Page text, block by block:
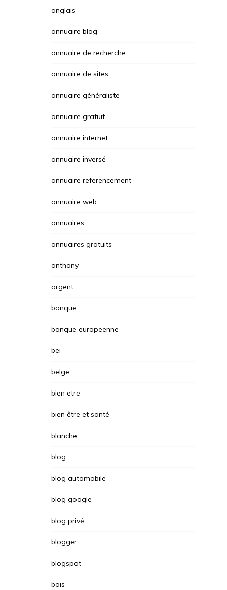
anglais
annuaire blog
annuaire de recherche
annuaire de sites
annuaire généraliste
annuaire gratuit
annuaire internet
annuaire inversé
annuaire referencement
annuaire web
annuaires
annuaires gratuits
anthony
argent
banque
banque europeenne
bei
belge
bien etre
bien être et santé
blanche
blog
blog automobile
blog google
blog privé
blogger
blogspot
bois